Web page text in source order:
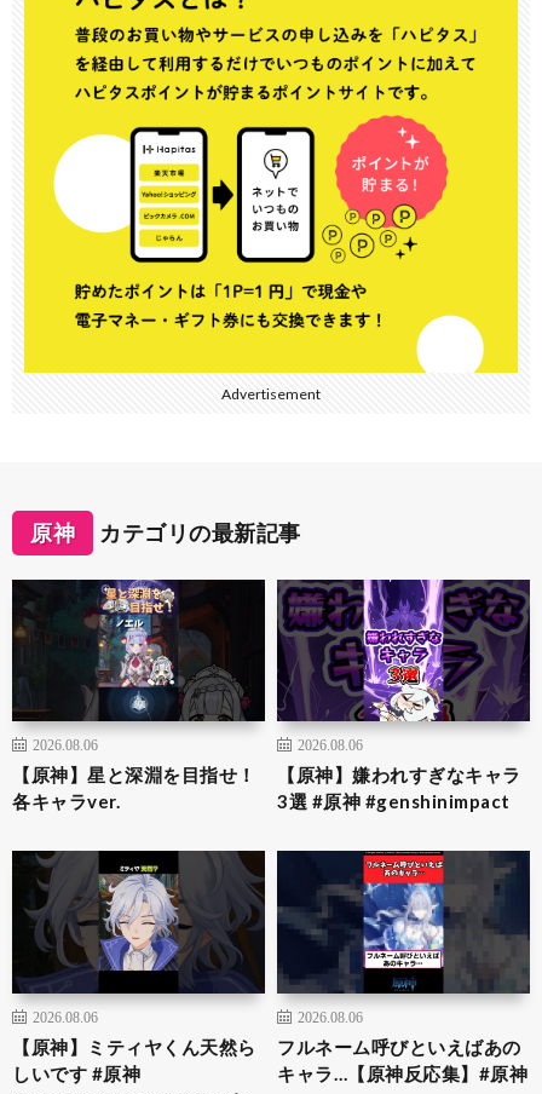
Advertisement
原神 カテゴリの最新記事
2026.08.06
【原神】星と深淵を目指せ！
各キャラver.
2026.08.06
【原神】嫌われすぎなキャラ
3選 #原神 #genshinimpact
2026.08.06
【原神】ミティヤくん天然ら
しいです #原神
2026.08.06
フルネーム呼びといえばあの
キャラ…【原神反応集】#原神